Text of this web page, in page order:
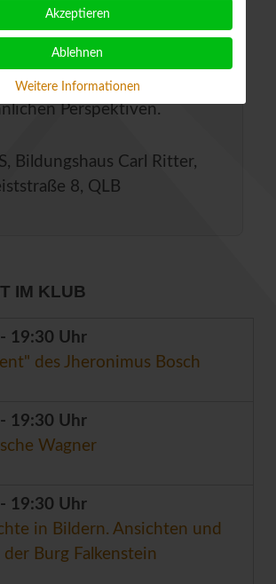
ist
sehr persönliche
Publikation — erleben Sie
neu und aus
Perspektiven.
Bildungshaus Carl Ritter,
8, QLB
IM KLUB
19:30 Uhr
des Jheronimus Bosch
19:30 Uhr
Wagner
19:30 Uhr
in Bildern. Ansichten und
Burg Falkenstein
Akzeptieren
Ablehnen
Weitere Informationen